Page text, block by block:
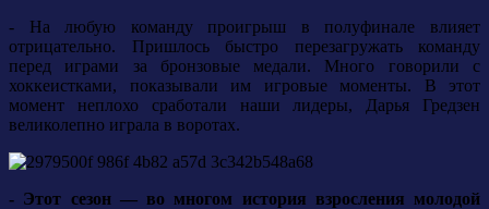
- На любую команду проигрыш в полуфинале влияет
отрицательно. Пришлось быстро перезагружать команду
перед играми за бронзовые медали. Много говорили с
хоккеистками, показывали им игровые моменты. В этот
момент неплохо сработали наши лидеры, Дарья Гредзен
великолепно играла в воротах.
- Этот сезон — во многом история взросления молодой